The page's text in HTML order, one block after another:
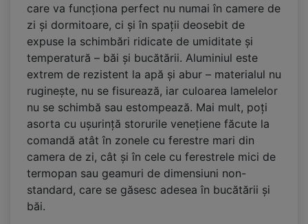
care va funcționa perfect nu numai în camere de
zi și dormitoare, ci și în spații deosebit de
expuse la schimbări ridicate de umiditate și
temperatură – băi și bucătării. Aluminiul este
extrem de rezistent la apă și abur – materialul nu
ruginește, nu se fisurează, iar culoarea lamelelor
nu se schimbă sau estompează. Mai mult, poți
asorta cu ușurință storurile venețiene făcute la
comandă atât în zonele cu ferestre mari din
camera de zi, cât și în cele cu ferestrele mici de
termopan sau geamuri de dimensiuni non-
standard, care se găsesc adesea în bucătării și
băi.